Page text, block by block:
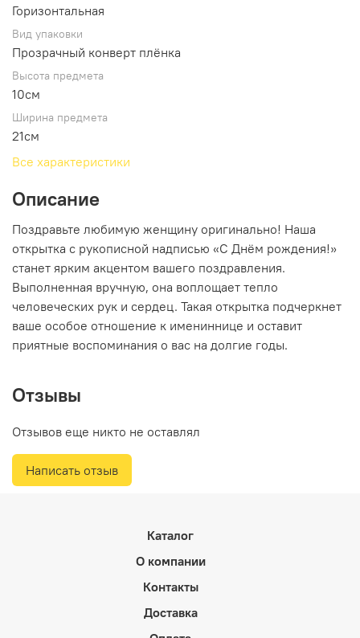
Горизонтальная
Вид упаковки
Прозрачный конверт плёнка
Высота предмета
10см
Ширина предмета
21см
Все характеристики
Описание
Поздравьте любимую женщину оригинально! Наша
открытка с рукописной надписью «С Днём рождения!»
станет ярким акцентом вашего поздравления.
Выполненная вручную, она воплощает тепло
человеческих рук и сердец. Такая открытка подчеркнет
ваше особое отношение к имениннице и оставит
приятные воспоминания о вас на долгие годы.
Отзывы
Отзывов еще никто не оставлял
Написать отзыв
Каталог
О компании
Контакты
Доставка